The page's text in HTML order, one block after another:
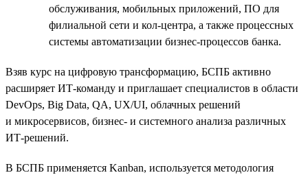
обслуживания, мобильных приложений, ПО для
филиальной сети и кол-центра, а также процессных
системы автоматизации бизнес-процессов банка.
Взяв курс на цифровую трансформацию, БСПБ активно
расширяет ИТ-команду и приглашает специалистов в области
DevOps, Big Data, QA, UX/UI, облачных решений
и микросервисов, бизнес- и системного анализа различных
ИТ-решений.
В БСПБ применяется Kanban, используется методология